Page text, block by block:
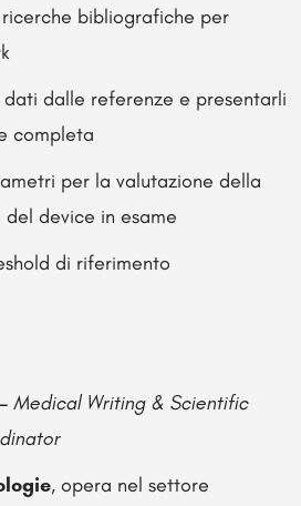
bibliografiche per
dalle referenze e presentarli
completa
per la valutazione della
device in esame
di riferimento
Medical Writing & Scientific
, opera nel settore